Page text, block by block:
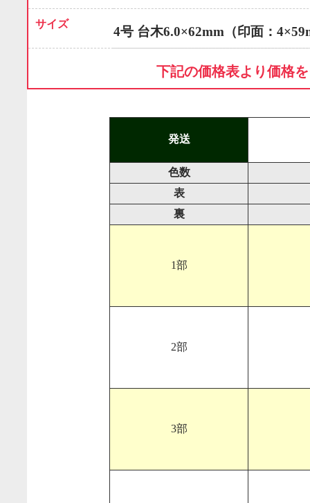
サイズ
4号 台木6.0×62mm（印面：
下記の価格表より価格
発送
色数
表
裏
1部
2部
3部